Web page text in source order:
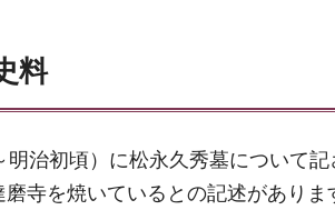
料
治初頃）に松永久秀墓について
寺を焼いているとの記述がありま